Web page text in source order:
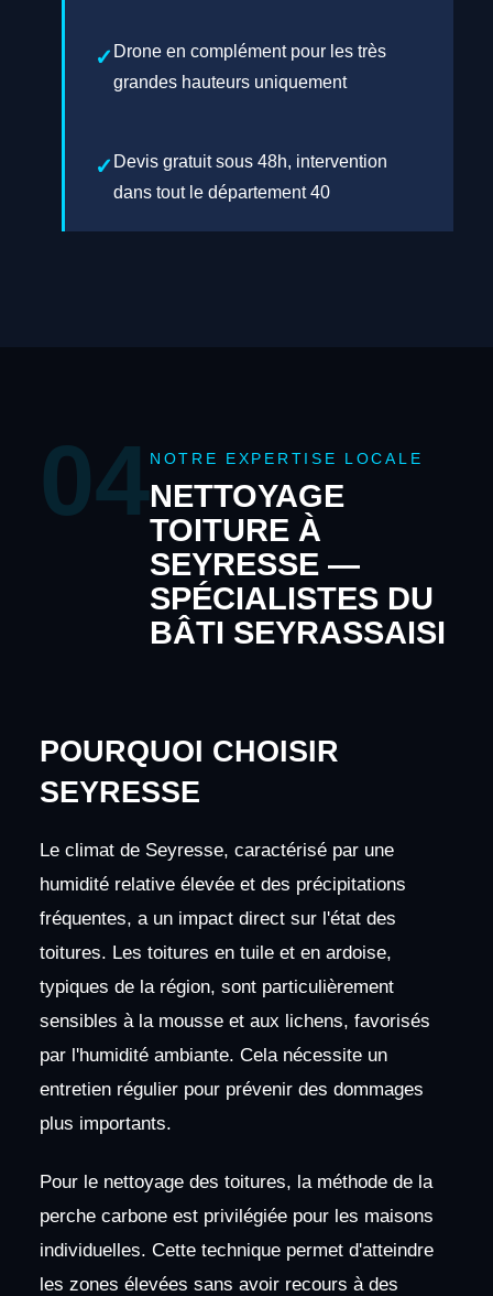
Drone en complément pour les très
grandes hauteurs uniquement
Devis gratuit sous 48h, intervention
dans tout le département 40
04 NOTRE EXPERTISE LOCALE
NETTOYAGE
TOITURE À
SEYRESSE —
SPÉCIALISTES DU
BÂTI SEYRASSAISI
POURQUOI CHOISIR
SEYRESSE
Le climat de Seyresse, caractérisé par une
humidité relative élevée et des précipitations
fréquentes, a un impact direct sur l'état des
toitures. Les toitures en tuile et en ardoise,
typiques de la région, sont particulièrement
sensibles à la mousse et aux lichens, favorisés
par l'humidité ambiante. Cela nécessite un
entretien régulier pour prévenir des dommages
plus importants.
Pour le nettoyage des toitures, la méthode de la
perche carbone est privilégiée pour les maisons
individuelles. Cette technique permet d'atteindre
les zones élevées sans avoir recours à des